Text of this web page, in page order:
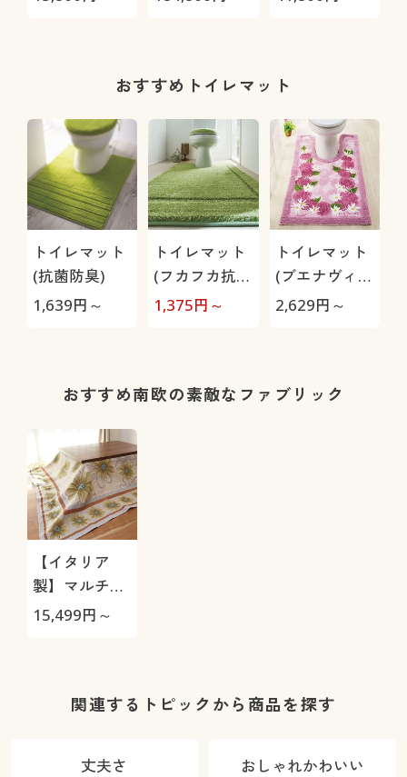
おすすめトイレマット
トイレマット
(抗菌防臭)
1,639円～
トイレマット
(フカフカ抗菌
防臭)
1,375円～
トイレマット
(ブエナヴィー
ダ)
2,629円～
おすすめ南欧の素敵なファブリック
【イタリア
製】マルチカ
バー(マルゲリ
15,499円～
関連するトピックから商品を探す
丈夫さ おしゃれかわいい